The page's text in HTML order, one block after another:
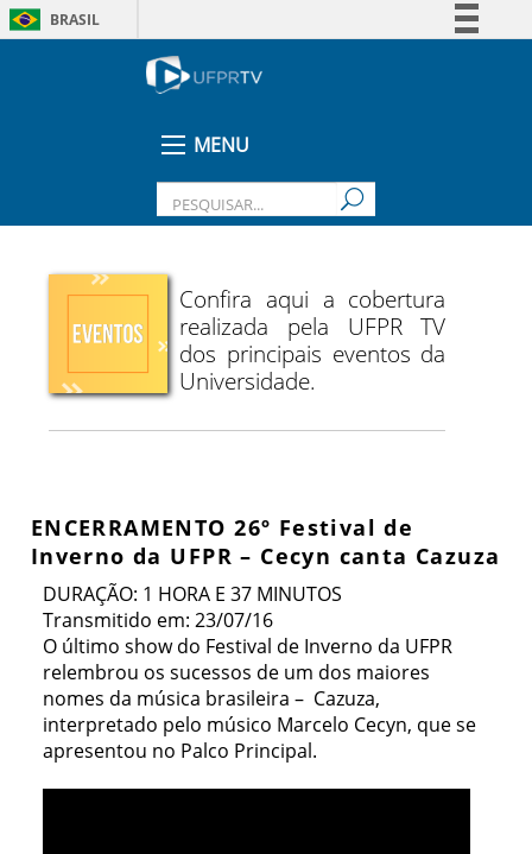
BRASIL
Legislação
MENU
Confira aqui a cobertura
realizada pela UFPR TV
dos principais eventos da
Universidade.
ENCERRAMENTO 26º Festival de
Inverno da UFPR – Cecyn canta Cazuza
DURAÇÃO: 1 HORA E 37 MINUTOS
Transmitido em: 23/07/16
O último show do Festival de Inverno da UFPR
relembrou os sucessos de um dos maiores
nomes da música brasileira – Cazuza,
interpretado pelo músico Marcelo Cecyn, que se
apresentou no Palco Principal.